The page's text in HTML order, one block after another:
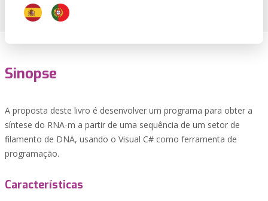
Sinopse
A proposta deste livro é desenvolver um programa para obter a
síntese do RNA-m a partir de uma sequência de um setor de
filamento de DNA, usando o Visual C# como ferramenta de
programação.
Características